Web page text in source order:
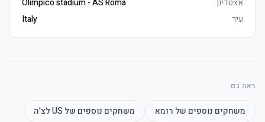
אצטדיון
Olimpico stadium - AS Roma
עיר
Italy
ראה גם
משחקים נוספים של רומא משחקים נוספים של US לצ'ה